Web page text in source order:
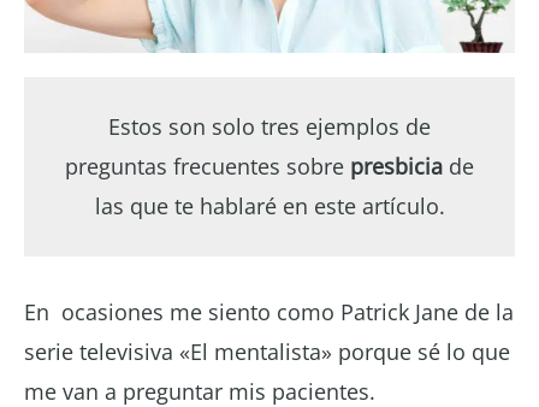
Estos son solo tres ejemplos de
preguntas frecuentes sobre presbicia de
las que te hablaré en este artículo.
En ocasiones me siento como Patrick Jane de la
serie televisiva «El mentalista» porque sé lo que
me van a preguntar mis pacientes.